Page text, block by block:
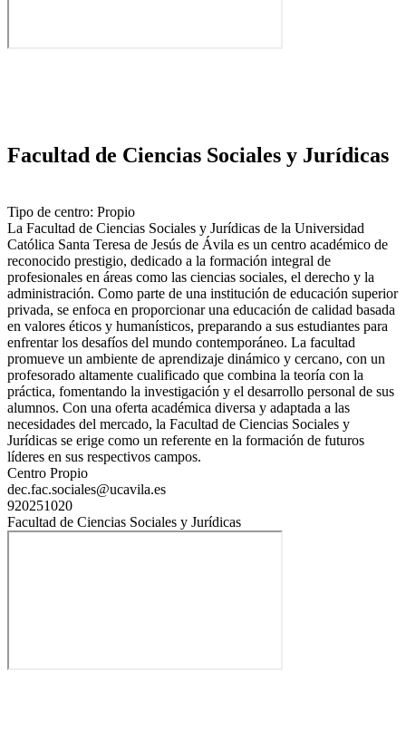
Facultad de Ciencias Sociales y Jurídicas
Tipo de centro: Propio
La Facultad de Ciencias Sociales y Jurídicas de la Universidad
Católica Santa Teresa de Jesús de Ávila es un centro académico de
reconocido prestigio, dedicado a la formación integral de
profesionales en áreas como las ciencias sociales, el derecho y la
administración. Como parte de una institución de educación superior
privada, se enfoca en proporcionar una educación de calidad basada
en valores éticos y humanísticos, preparando a sus estudiantes para
enfrentar los desafíos del mundo contemporáneo. La facultad
promueve un ambiente de aprendizaje dinámico y cercano, con un
profesorado altamente cualificado que combina la teoría con la
práctica, fomentando la investigación y el desarrollo personal de sus
alumnos. Con una oferta académica diversa y adaptada a las
necesidades del mercado, la Facultad de Ciencias Sociales y
Jurídicas se erige como un referente en la formación de futuros
líderes en sus respectivos campos.
Centro Propio
dec.fac.sociales@ucavila.es
920251020
Facultad de Ciencias Sociales y Jurídicas